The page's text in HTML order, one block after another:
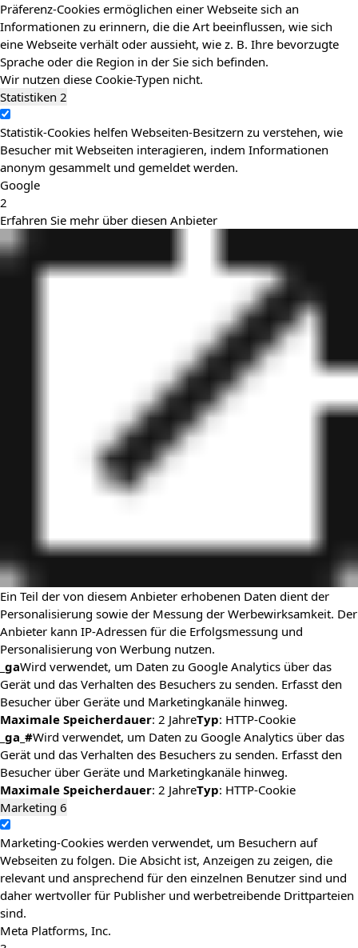
Präferenz-Cookies ermöglichen einer Webseite sich an
Informationen zu erinnern, die die Art beeinflussen, wie sich
eine Webseite verhält oder aussieht, wie z. B. Ihre bevorzugte
Sprache oder die Region in der Sie sich befinden.
Wir nutzen diese Cookie-Typen nicht.
Statistiken 2
Statistik-Cookies helfen Webseiten-Besitzern zu verstehen, wie
Besucher mit Webseiten interagieren, indem Informationen
anonym gesammelt und gemeldet werden.
Google
2
Erfahren Sie mehr über diesen Anbieter
Ein Teil der von diesem Anbieter erhobenen Daten dient der
Personalisierung sowie der Messung der Werbewirksamkeit. Der
Anbieter kann IP-Adressen für die Erfolgsmessung und
Personalisierung von Werbung nutzen.
_gaWird verwendet, um Daten zu Google Analytics über das
Gerät und das Verhalten des Besuchers zu senden. Erfasst den
Besucher über Geräte und Marketingkanäle hinweg.
Maximale Speicherdauer: 2 JahreTyp: HTTP-Cookie
_ga_#Wird verwendet, um Daten zu Google Analytics über das
Gerät und das Verhalten des Besuchers zu senden. Erfasst den
Besucher über Geräte und Marketingkanäle hinweg.
Maximale Speicherdauer: 2 JahreTyp: HTTP-Cookie
Marketing 6
Marketing-Cookies werden verwendet, um Besuchern auf
Webseiten zu folgen. Die Absicht ist, Anzeigen zu zeigen, die
relevant und ansprechend für den einzelnen Benutzer sind und
daher wertvoller für Publisher und werbetreibende Drittparteien
sind.
Meta Platforms, Inc.